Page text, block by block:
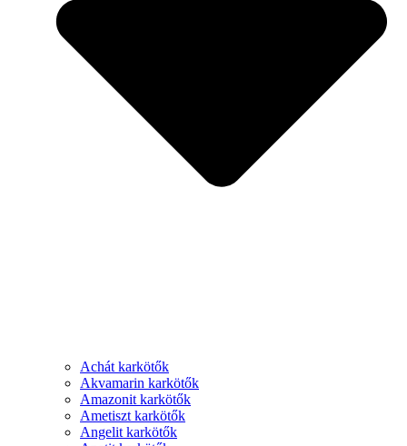
Achát karkötők
Akvamarin karkötők
Amazonit karkötők
Ametiszt karkötők
Angelit karkötők